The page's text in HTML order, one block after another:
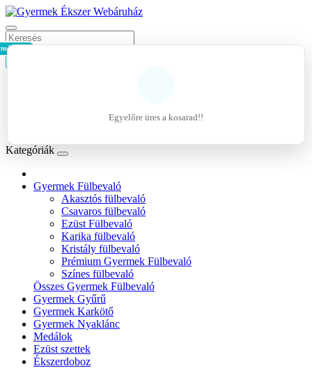
- 0Ft
Egyelőre üres a kosarad!!
Kategóriák
Gyermek Fülbevaló
Akasztós fülbevaló
Csavaros fülbevaló
Ezüst Fülbevaló
Karika fülbevaló
Kristály fülbevaló
Prémium Gyermek Fülbevaló
Színes fülbevaló
Összes Gyermek Fülbevaló
Gyermek Gyűrű
Gyermek Karkötő
Gyermek Nyaklánc
Medálok
Ezüst szettek
Ékszerdoboz